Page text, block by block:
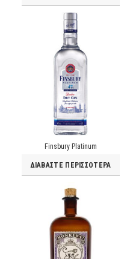
Finsbury Platinum
ΔΙΑΒΆΣΤΕ ΠΕΡΙΣΣΌΤΕΡΑ